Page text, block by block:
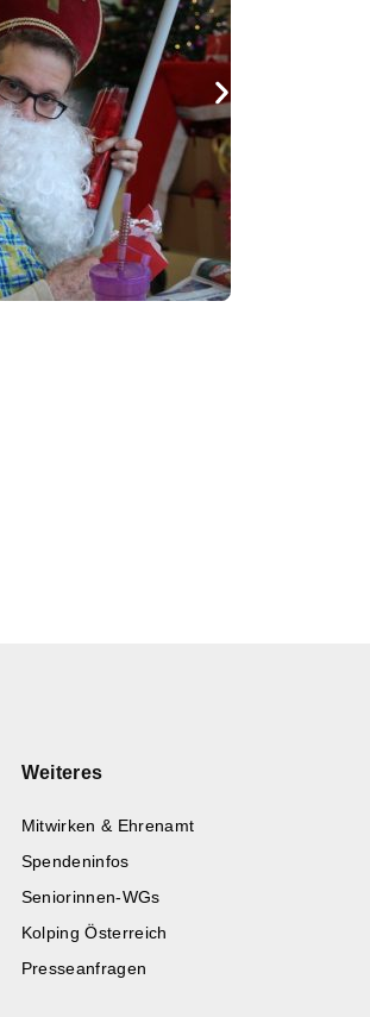
Weiteres
Mitwirken & Ehrenamt
Spendeninfos
Seniorinnen-WGs
Kolping Österreich
Presseanfragen